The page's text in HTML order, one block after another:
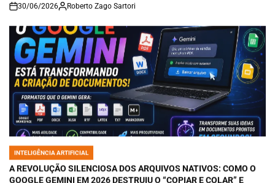
on
30/06/2026 Roberto Zago Sartori
POSTED
IN
INTELIGÊNCIA ARTIFICIAL
A REVOLUÇÃO SILENCIOSA DOS ARQUIVOS NATIVOS: COMO O
GOOGLE GEMINI EM 2026 DESTRUIU O “COPIAR E COLAR” E